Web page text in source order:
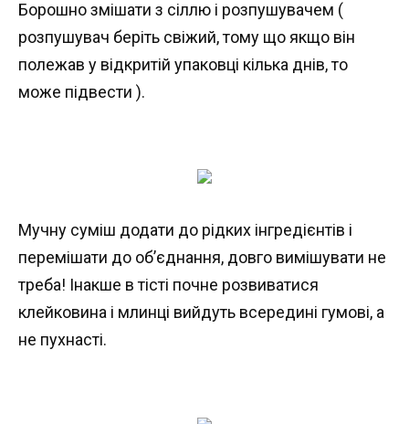
Борошно змішати з сіллю і розпушувачем (
розпушувач беріть свіжий, тому що якщо він
полежав у відкритій упаковці кілька днів, то
може підвести ).
Мучну суміш додати до рідких інгредієнтів і
перемішати до об’єднання, довго вимішувати не
треба! Інакше в тісті почне розвиватися
клейковина і млинці вийдуть всередині гумові, а
не пухнасті.